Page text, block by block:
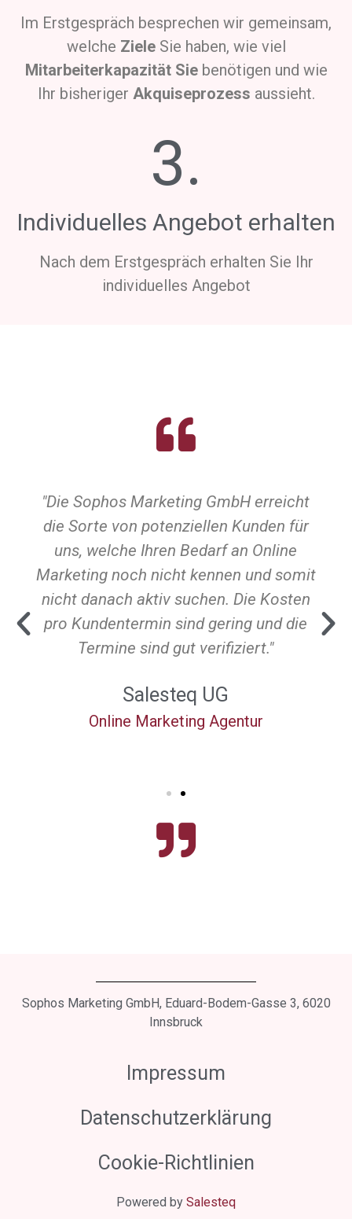
Im Erstgespräch besprechen wir gemeinsam,
welche ZieleSie haben, wie viel
Mitarbeiterkapazität Siebenötigen und wie
Ihr bisheriger Akquiseprozess aussieht.
3.
Individuelles Angebot erhalten
Nach dem Erstgespräch erhalten Sie Ihr
individuelles Angebot
"Die Sophos Marketing GmbH erreicht
die Sorte von potenziellen Kunden für
uns, welche Ihren Bedarf an Online
Marketing noch nicht kennen und somit
nicht danach aktiv suchen. Die Kosten
pro Kundentermin sind gering und die
Termine sind gut verifiziert."
Salesteq UG
Online Marketing Agentur
Sophos Marketing GmbH, Eduard-Bodem-Gasse 3, 6020
Innsbruck
Impressum
Datenschutzerklärung
Cookie-Richtlinien
Powered by Salesteq